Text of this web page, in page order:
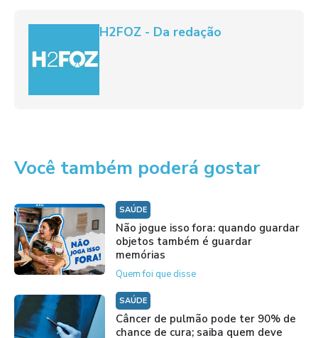
H2FOZ - Da redação
Você também poderá gostar
SAÚDE
Não jogue isso fora: quando guardar
objetos também é guardar
memórias
Quem foi que disse
SAÚDE
Câncer de pulmão pode ter 90% de
chance de cura; saiba quem deve